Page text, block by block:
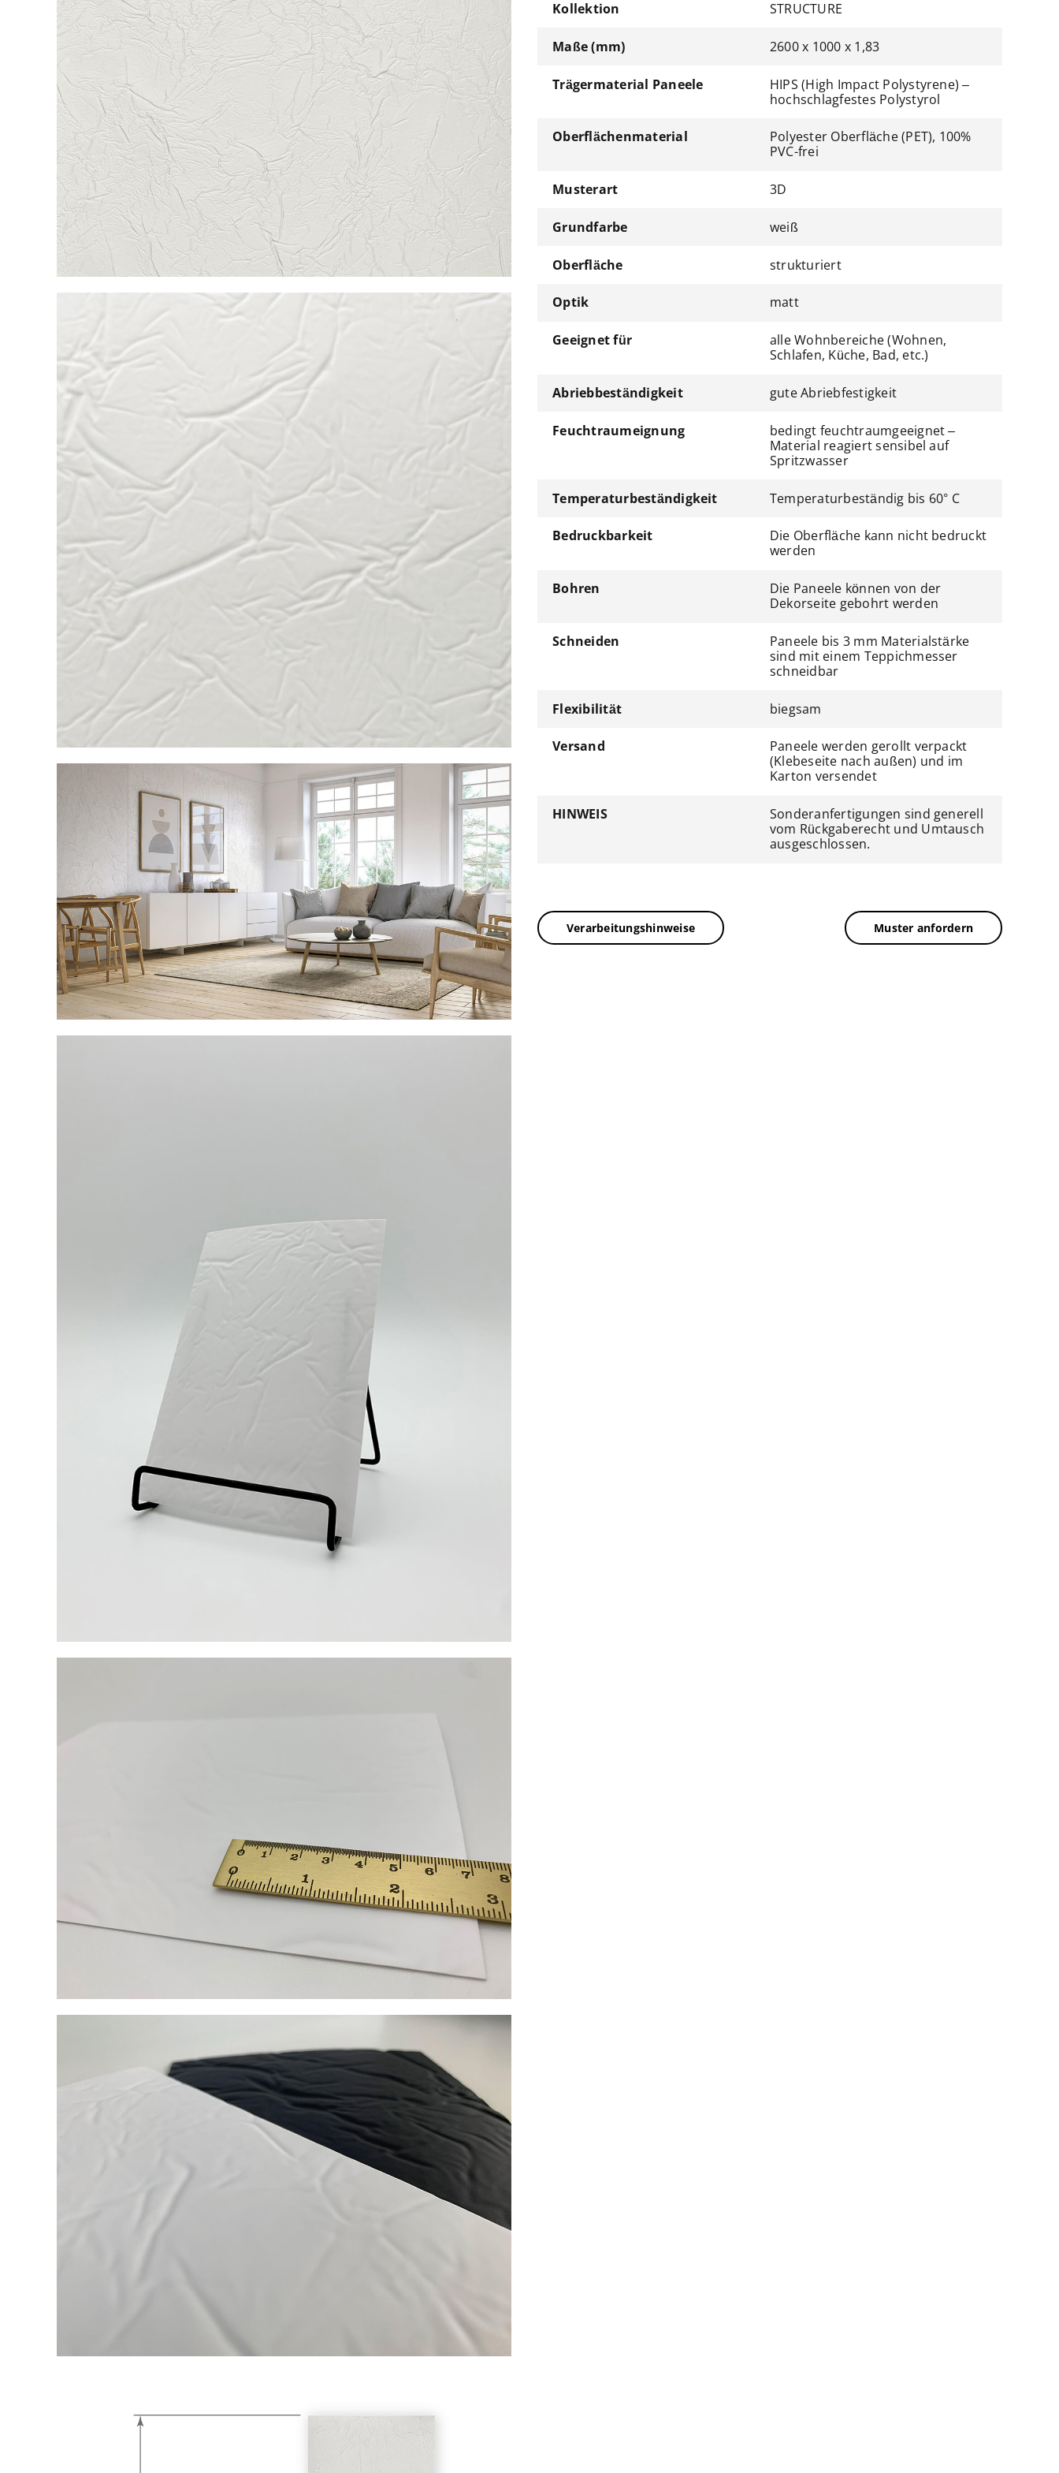
Kollektion STRUCTURE
Maße (mm) 2600 x 1000 x 1,83
Trägermaterial Paneele
HIPS (High Impact Polystyrene) –
hochschlagfestes Polystyrol
Oberflächenmaterial
Polyester Oberfläche (PET), 100%
PVC-frei
Musterart 3D
Grundfarbe weiß
Oberfläche strukturiert
Optik matt
Geeignet für
alle Wohnbereiche (Wohnen,
Schlafen, Küche, Bad, etc.)
Abriebbeständigkeit gute Abriebfestigkeit
Feuchtraumeignung
bedingt feuchtraumgeeignet –
Material reagiert sensibel auf
Spritzwasser
Temperaturbeständigkeit Temperaturbeständig bis 60° C
Bedruckbarkeit
Die Oberfläche kann nicht bedruckt
werden
Bohren
Die Paneele können von der
Dekorseite gebohrt werden
Schneiden
Paneele bis 3 mm Materialstärke
sind mit einem Teppichmesser
schneidbar
Flexibilität biegsam
Versand
Paneele werden gerollt verpackt
(Klebeseite nach außen) und im
Karton versendet
HINWEIS
Sonderanfertigungen sind generell
vom Rückgaberecht und Umtausch
ausgeschlossen.
Verarbeitungshinweise Muster anfordern